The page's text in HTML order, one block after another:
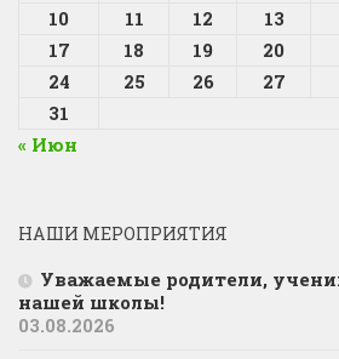
10
11 12 13
17
18 19 20
24
25 26 27
31
« Июн
НАШИ МЕРОПРИЯТИЯ
Уважаемые родители,
нашей школы!
03.08.2026